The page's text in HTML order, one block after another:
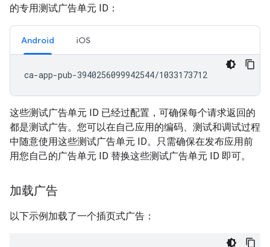
的专用测试广告单元 ID：
Android iOS
这些测试广告单元 ID 已经过配置，可确保每个请求返回的
都是测试广告。您可以在自己应用的编码、测试和调试过程
中随意使用这些测试广告单元 ID。只需确保在发布应用前
用您自己的广告单元 ID 替换这些测试广告单元 ID 即可。
加载广告
以下示例加载了一个插页式广告：